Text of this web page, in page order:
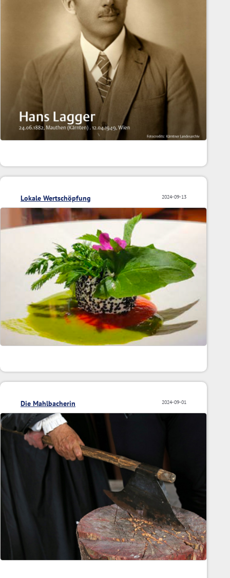
2024-09-13
Lokale Wertschöpfung
2024-09-01
Die Mahlbacherin